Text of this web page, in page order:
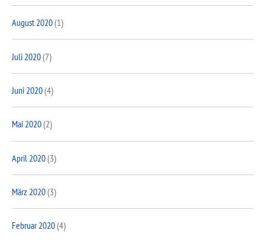
August 2020(1)
Juli 2020(7)
Juni 2020(4)
Mai 2020(2)
April 2020(3)
März 2020(3)
Februar 2020(4)